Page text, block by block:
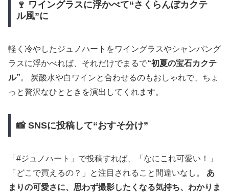
🍷 ワイングラスに浮かべて“さくらんぼカクテ
ル風”に
軽く冷やしたジュノハートをワイングラスやシャンパング
ラスに浮かべれば、それだけでまるで“初夏の宝石カクテ
ル”。 炭酸水や白ワインと合わせるのもおしゃれで、ちょ
っと贅沢なひとときを演出してくれます。
📸 SNSに投稿して“おすそ分け”
「#ジュノハート」で投稿すれば、「なにこれ可愛い！」
「どこで買えるの？」と注目されること間違いなし。 あ
まりの可愛さに、思わず撮影したくなる気持ち、わかりま